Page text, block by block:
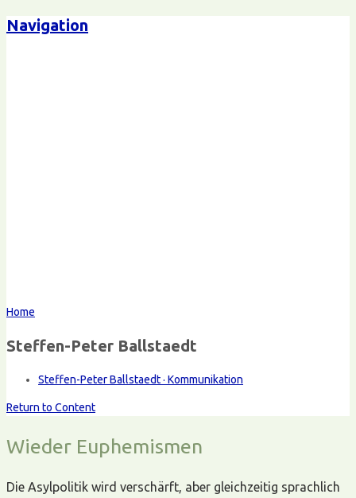
Navigation
Home
Steffen-Peter Ballstaedt
Steffen-Peter Ballstaedt · Kommunikation
Return to Content
Wieder Euphemismen
Die Asylpolitik wird verschärft, aber gleichzeitig sprachlich